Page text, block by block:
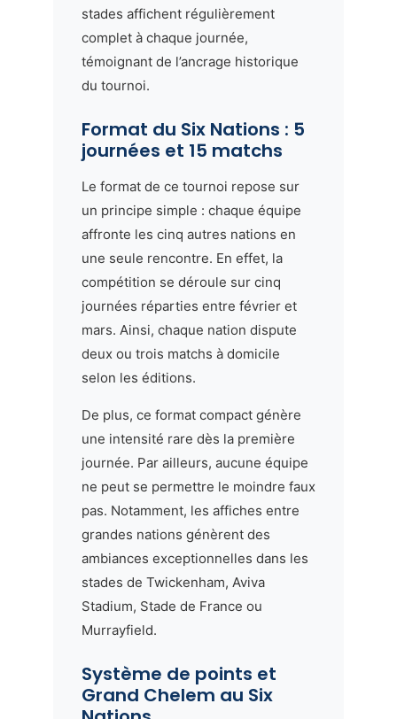
stades affichent régulièrement
complet à chaque journée,
témoignant de l’ancrage historique
du tournoi.
Format du Six Nations : 5
journées et 15 matchs
Le format de ce tournoi repose sur
un principe simple : chaque équipe
affronte les cinq autres nations en
une seule rencontre. En effet, la
compétition se déroule sur cinq
journées réparties entre février et
mars. Ainsi, chaque nation dispute
deux ou trois matchs à domicile
selon les éditions.
De plus, ce format compact génère
une intensité rare dès la première
journée. Par ailleurs, aucune équipe
ne peut se permettre le moindre faux
pas. Notamment, les affiches entre
grandes nations génèrent des
ambiances exceptionnelles dans les
stades de Twickenham, Aviva
Stadium, Stade de France ou
Murrayfield.
Système de points et
Grand Chelem au Six